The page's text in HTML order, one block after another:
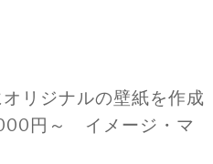
リジナルの壁紙を作成
円～ イメージ・マ